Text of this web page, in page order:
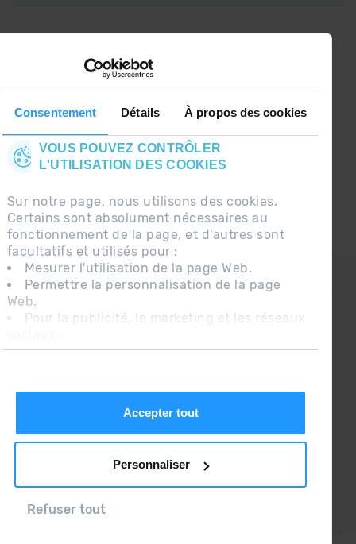
Consentement Détails À propos des cookies
VOUS POUVEZ CONTRÔLER
L'UTILISATION DES COOKIES
Sur notre page, nous utilisons des cookies.
Certains sont absolument nécessaires au
fonctionnement de la page, et d'autres sont
facultatifs et utilisés pour :
Mesurer l'utilisation de la page Web.
Permettre la personnalisation de la page
Web.
Pour la publicité, le marketing et les réseaux
En cliquant sur « Accepter tout », vous
Accepter tout
Personnaliser
Refuser tout
CONNECTEZ-VOUS À GRANDVALIRA!
Suivez-nous sur les Réseaux Sociaux et soyez
CONTACT
QUESTIONS FRÉQUENTES